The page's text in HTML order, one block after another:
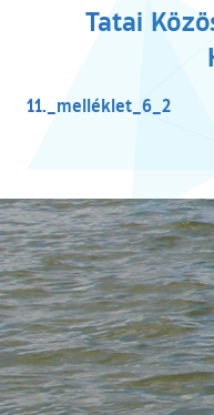
Tatai
11._melléklet_6_2